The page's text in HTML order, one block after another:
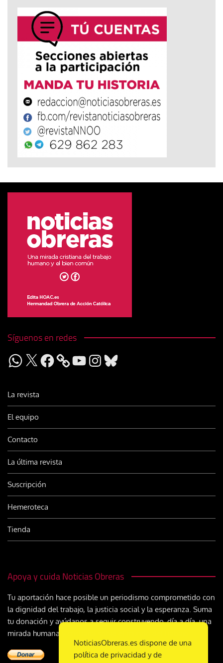
Síguenos en redes
WhatsApp
X Facebook YouTubeInstagram
Bluesky
La revista
El equipo
Contacto
La última revista
Suscripción
Hemeroteca
Tienda
Apoya y cuida Noticias Obreras
Tu aportación hace posible un periodismo comprometido con
la dignidad del trabajo, la justicia social y la esperanza. Suma
tu donación y ayúdanos a seguir construyendo, día a día, una
mirada humana y cristiana sobre el mundo del trabajo
NoticiasObreras.es dispone de una
política de privacidad y de